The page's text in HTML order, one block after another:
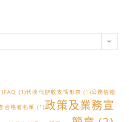
FAQ (1)代收代辦收支情形表 (1)公務信箱
合格者名單 (1)政策及業務宣